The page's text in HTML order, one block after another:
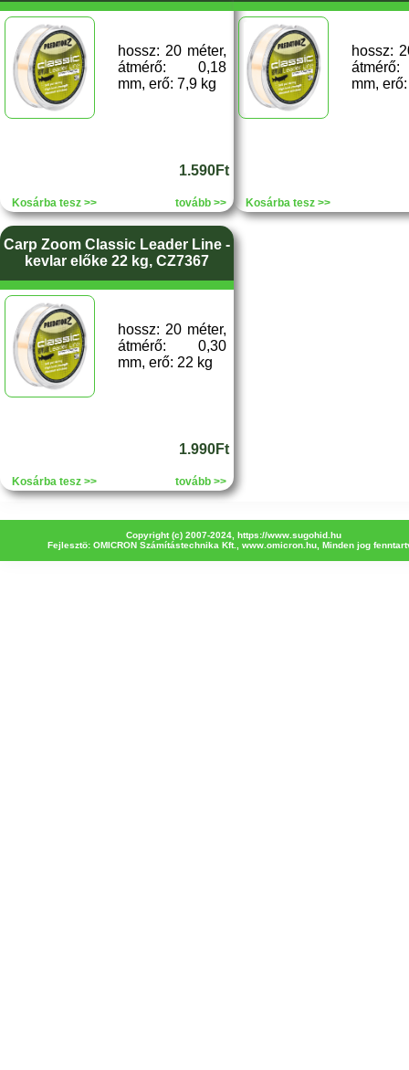
hossz: 20 méter,
átmérő: 0,18
mm, erő: 7,9 kg
1.590Ft
Kosárba tesz >> tovább >>
hossz:
mm,
Kosárba tesz >>
Carp Zoom Classic Leader Line -
kevlar előke 22 kg, CZ7367
hossz: 20 méter,
átmérő: 0,30
mm, erő: 22 kg
1.990Ft
Kosárba tesz >> tovább >>
Copyright (c) 2007-2024, https://www.sugohid.hu
Fejlesztö: OMICRON Számítástechnika Kft., www.omicron.hu, Minden jog